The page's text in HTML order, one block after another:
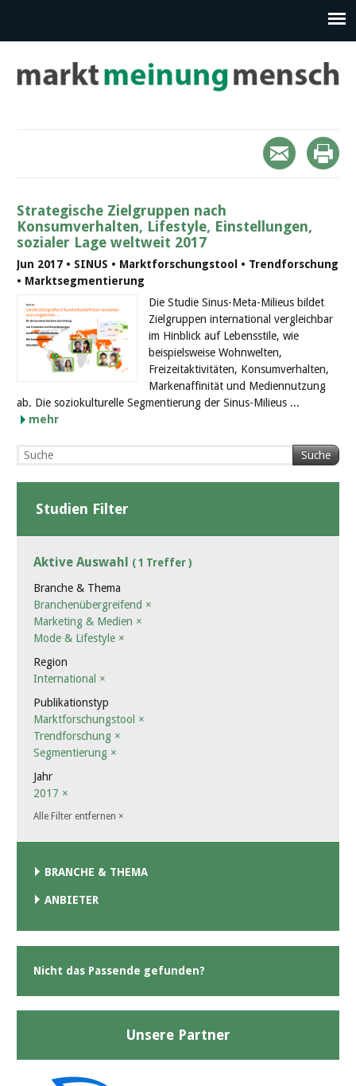
Strategische Zielgruppen nach
Konsumverhalten, Lifestyle, Einstellungen,
sozialer Lage weltweit 2017
Jun 2017 • SINUS • Marktforschungstool • Trendforschung
• Marktsegmentierung
Die Studie Sinus-Meta-Milieus bildet
Zielgruppen international vergleichbar
im Hinblick auf Lebensstile, wie
beispielsweise Wohnwelten,
Freizeitaktivitäten, Konsumverhalten,
Markenaffinität und Mediennutzung
ab. Die soziokulturelle Segmentierung der Sinus-Milieus ...
mehr
Suche
Studien Filter
Aktive Auswahl ( 1 Treffer )
Branche & Thema
Branchenübergreifend ×
Marketing & Medien ×
Mode & Lifestyle ×
Region
International ×
Publikationstyp
Marktforschungstool ×
Trendforschung ×
Segmentierung ×
Jahr
2017 ×
Alle Filter entfernen ×
BRANCHE & THEMA
ANBIETER
Nicht das Passende gefunden?
Unsere Partner